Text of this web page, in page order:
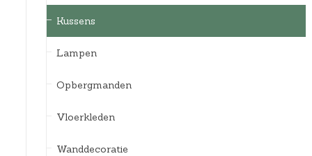
Kussens
Lampen
Opbergmanden
Vloerkleden
Wanddecoratie